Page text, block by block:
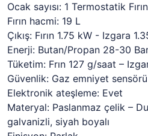
Ocak sayısı: 1 Termostatik
Fırın hacmi: 19 L
Çıkış: Fırın 1.75 kW - Izgara
Enerji: Butan/Propan 28-30
Tüketim: Frın 127 g/saat –
Güvenlik: Gaz emniyet sensörü
Elektronik ateşleme: Evet
Materyal: Paslanmaz çelik –
galvanizli, siyah boyalı